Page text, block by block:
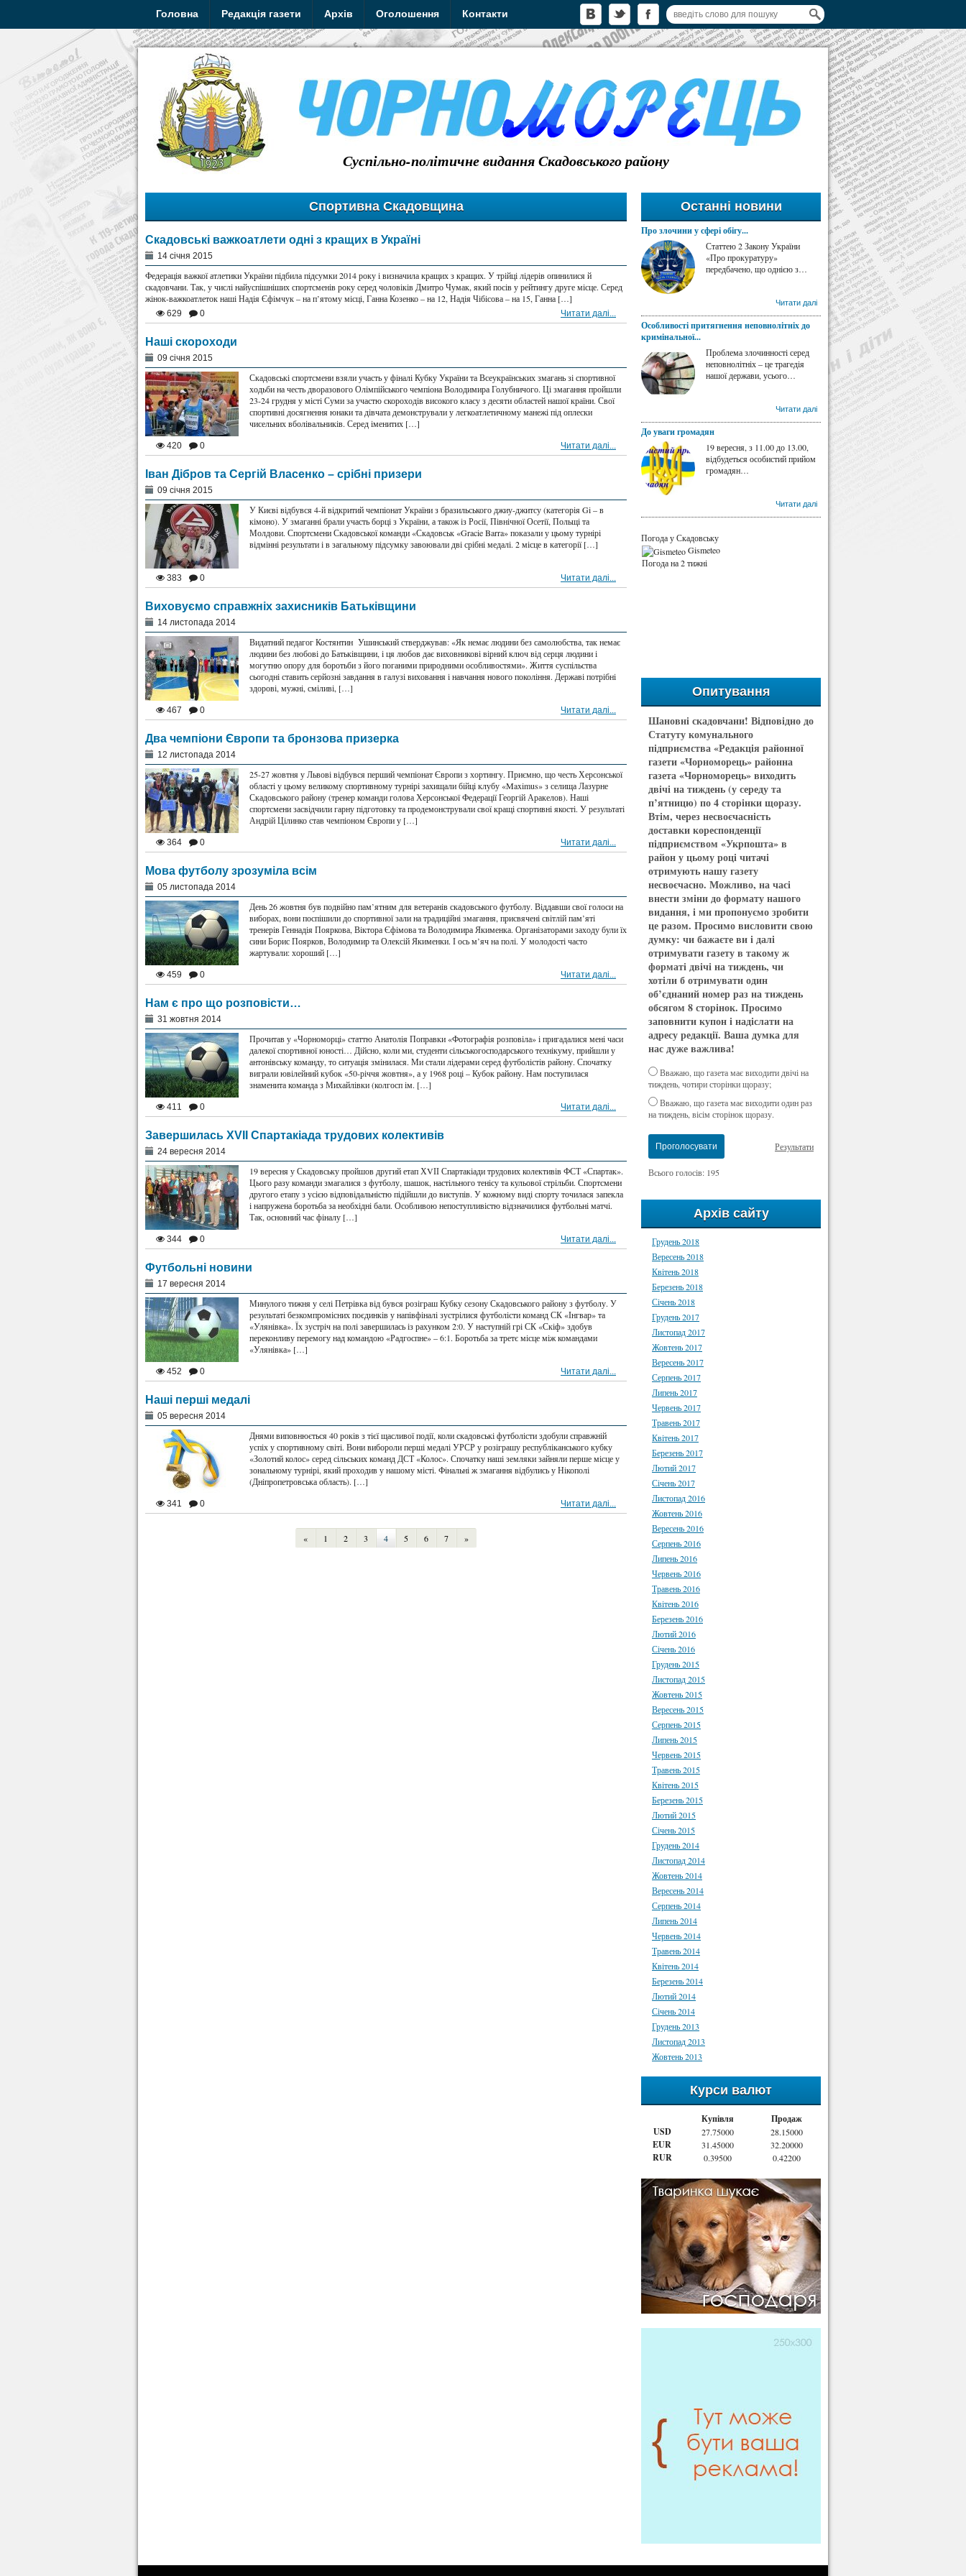
Головна Редакція газети Архів Оголошення Контакти
Суспільно-політичне видання Скадовського району
Спортивна Скадовщина
Скадовські важкоатлети одні з кращих в Україні
14 січня 2015
Федерація важкої атлетики України підбила підсумки 2014 року і визначила кращих з кращих. У трійці лідерів опинилися й
скадовчани. Так, у числі найуспішніших спортсменів року серед чоловіків Дмитро Чумак, який посів у рейтингу друге місце. Серед
жінок-важкоатлеток наші Надія Єфімчук – на п’ятому місці, Ганна Козенко – на 12, Надія Чібісова – на 15, Ганна […]
629 0 Читати далі...
Наші скороходи
09 січня 2015
Скадовські спортсмени взяли участь у фіналі Кубку України та Всеукраїнських змагань зі спортивної
ходьби на честь дворазового Олімпійського чемпіона Володимира Голубничого. Ці змагання пройшли
23-24 грудня у місті Суми за участю скороходів високого класу з десяти областей нашої країни. Свої
спортивні досягнення юнаки та дівчата демонстрували у легкоатлетичному манежі під оплески
чисельних вболівальників. Серед іменитих […]
420 0 Читати далі...
Іван Дібров та Сергій Власенко – срібні призери
09 січня 2015
У Києві відбувся 4-й відкритий чемпіонат України з бразильського джиу-джитсу (категорія Gi – в
кімоно). У змаганні брали участь борці з України, а також із Росії, Північної Осетії, Польщі та
Молдови. Спортсмени Скадовської команди «Скадовськ «Gracie Barra» показали у цьому турнірі
відмінні результати і в загальному підсумку завоювали дві срібні медалі. 2 місце в категорії […]
383 0 Читати далі...
Виховуємо справжніх захисників Батьківщини
14 листопада 2014
Видатний педагог Костянтин Ушинський стверджував: «Як немає людини без самолюбства, так немає
людини без любові до Батьківщини, і ця любов дає виховникові вірний ключ від серця людини і
могутню опору для боротьби з його поганими природними особливостями». Життя суспільства
сьогодні ставить серйозні завдання в галузі виховання і навчання нового покоління. Державі потрібні
здорові, мужні, сміливі, […]
467 0 Читати далі...
Два чемпіони Європи та бронзова призерка
12 листопада 2014
25-27 жовтня у Львові відбувся перший чемпіонат Європи з хортингу. Приємно, що честь Херсонської
області у цьому великому спортивному турнірі захищали бійці клубу «Maximus» з селища Лазурне
Скадовського району (тренер команди голова Херсонської Федерації Георгій Аракелов). Наші
спортсмени засвідчили гарну підготовку та продемонстрували свої кращі спортивні якості. У результаті
Андрій Цілинко став чемпіоном Європи у […]
364 0 Читати далі...
Мова футболу зрозуміла всім
05 листопада 2014
День 26 жовтня був подвійно пам’ятним для ветеранів скадовського футболу. Віддавши свої голоси на
виборах, вони поспішили до спортивної зали на традиційні змагання, присвячені світлій пам’яті
тренерів Геннадія Пояркова, Віктора Єфімова та Володимира Якименка. Організаторами заходу були їх
сини Борис Поярков, Володимир та Олексій Якименки. І ось м’яч на полі. У молодості часто
жартували: хороший […]
459 0 Читати далі...
Нам є про що розповісти…
31 жовтня 2014
Прочитав у «Чорноморці» статтю Анатолія Поправки «Фотографія розповіла» і пригадалися мені часи
далекої спортивної юності… Дійсно, коли ми, студенти сільськогосподарського технікуму, прийшли у
антонівську команду, то ситуація змінилася. Ми стали лідерами серед футболістів району. Спочатку
виграли ювілейний кубок «50-річчя жовтня», а у 1968 році – Кубок району. Нам поступилася
знаменита команда з Михайлівки (колгосп ім. […]
411 0 Читати далі...
Завершилась ХVІІ Спартакіада трудових колективів
24 вересня 2014
19 вересня у Скадовську пройшов другий етап ХVІІ Спартакіади трудових колективів ФСТ «Спартак».
Цього разу команди змагалися з футболу, шашок, настільного тенісу та кульової стрільби. Спортсмени
другого етапу з усією відповідальністю підійшли до виступів. У кожному виді спорту точилася запекла
і напружена боротьба за необхідні бали. Особливою непоступливістю відзначилися футбольні матчі.
Так, основний час фіналу […]
344 0 Читати далі...
Футбольні новини
17 вересня 2014
Минулого тижня у селі Петрівка від бувся розіграш Кубку сезону Скадовського району з футболу. У
результаті безкомпромісних поєдинків у напівфіналі зустрілися футболісти команд СК «Інгвар» та
«Улянівка». Їх зустріч на полі завершилась із рахунком 2:0. У наступній грі СК «Скіф» здобув
переконливу перемогу над командою «Радгоспне» – 6:1. Боротьба за третє місце між командами
«Улянівка» […]
452 0 Читати далі...
Наші перші медалі
05 вересня 2014
Днями виповнюється 40 років з тієї щасливої події, коли скадовські футболісти здобули справжній
успіх у спортивному світі. Вони вибороли перші медалі УРСР у розіграшу республіканського кубку
«Золотий колос» серед сільських команд ДСТ «Колос». Спочатку наші земляки зайняли перше місце у
зональному турнірі, який проходив у нашому місті. Фінальні ж змагання відбулись у Нікополі
(Дніпропетровська область). […]
341 0 Читати далі...
« 1 2 3 4 5 6 7 »
Останні новини
Про злочини у сфері обігу...
Статтею 2 Закону України
«Про прокуратуру»
передбачено, що однією з…
Читати далі
Особливості притягнення неповнолітніх до
кримінальної...
Проблема злочинності серед
неповнолітніх – це трагедія
нашої держави, усього…
Читати далі
До уваги громадян
19 вересня, з 11.00 до 13.00,
відбудеться особистий прийом
громадян…
Читати далі
Погода у Скадовську
Gismeteo
Погода на 2 тижні
Опитування
Шановні скадовчани! Відповідно до
Статуту комунального
підприємства «Редакція районної
газети «Чорноморець» районна
газета «Чорноморець» виходить
двічі на тиждень (у середу та
п’ятницю) по 4 сторінки щоразу.
Втім, через несвоєчасність
доставки кореспонденції
підприємством «Укрпошта» в
район у цьому році читачі
отримують нашу газету
несвоєчасно. Можливо, на часі
внести зміни до формату нашого
видання, і ми пропонуємо зробити
це разом. Просимо висловити свою
думку: чи бажаєте ви і далі
отримувати газету в такому ж
форматі двічі на тиждень, чи
хотіли б отримувати один
об’єднаний номер раз на тиждень
обсягом 8 сторінок. Просимо
заповнити купон і надіслати на
адресу редакції. Ваша думка для
нас дуже важлива!
Вважаю, що газета має виходити двічі на
тиждень, чотири сторінки щоразу;
Вважаю, що газета має виходити один раз
на тиждень, вісім сторінок щоразу.
Проголосувати Результати
Всього голосів: 195
Архів сайту
Грудень 2018
Вересень 2018
Квітень 2018
Березень 2018
Січень 2018
Грудень 2017
Листопад 2017
Жовтень 2017
Вересень 2017
Серпень 2017
Липень 2017
Червень 2017
Травень 2017
Квітень 2017
Березень 2017
Лютий 2017
Січень 2017
Листопад 2016
Жовтень 2016
Вересень 2016
Серпень 2016
Липень 2016
Червень 2016
Травень 2016
Квітень 2016
Березень 2016
Лютий 2016
Січень 2016
Грудень 2015
Листопад 2015
Жовтень 2015
Вересень 2015
Серпень 2015
Липень 2015
Червень 2015
Травень 2015
Квітень 2015
Березень 2015
Лютий 2015
Січень 2015
Грудень 2014
Листопад 2014
Жовтень 2014
Вересень 2014
Серпень 2014
Липень 2014
Червень 2014
Травень 2014
Квітень 2014
Березень 2014
Лютий 2014
Січень 2014
Грудень 2013
Листопад 2013
Жовтень 2013
Курси валют
Купівля
Продаж
USD
27.75000 28.15000
EUR 31.45000 32.20000
RUR 0.39500 0.42200